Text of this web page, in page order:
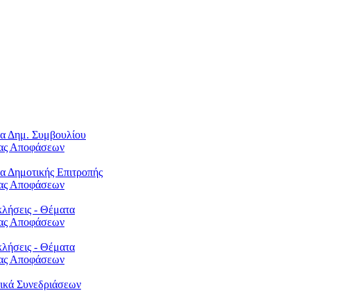
Δημ. Συμβουλίου
Αποφάσεων
Δημοτικής Επιτροπής
Αποφάσεων
- Θέματα
Αποφάσεων
- Θέματα
Αποφάσεων
Συνεδριάσεων